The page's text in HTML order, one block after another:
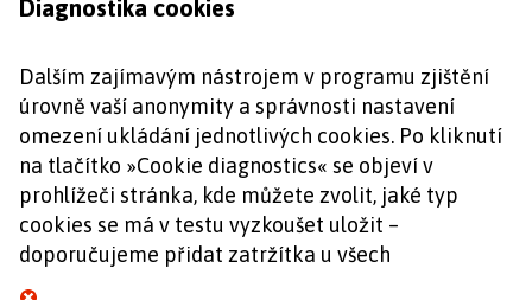
Diagnostika cookies
Dalším zajímavým nástrojem v programu zjištění
úrovně vaší anonymity a správnosti nastavení
omezení ukládání jednotlivých cookies. Po kliknutí
na tlačítko »Cookie diagnostics« se objeví v
prohlížeči stránka, kde můžete zvolit, jaké typ
cookies se má v testu vyzkoušet uložit –
doporučujeme přidat zatržítka u všech